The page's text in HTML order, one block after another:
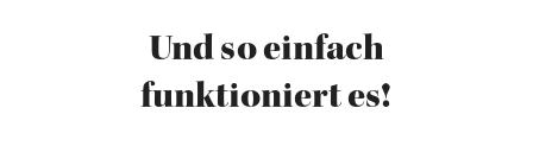
Und so einfach
funktioniert es!